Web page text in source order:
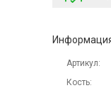
Артикул
Кость